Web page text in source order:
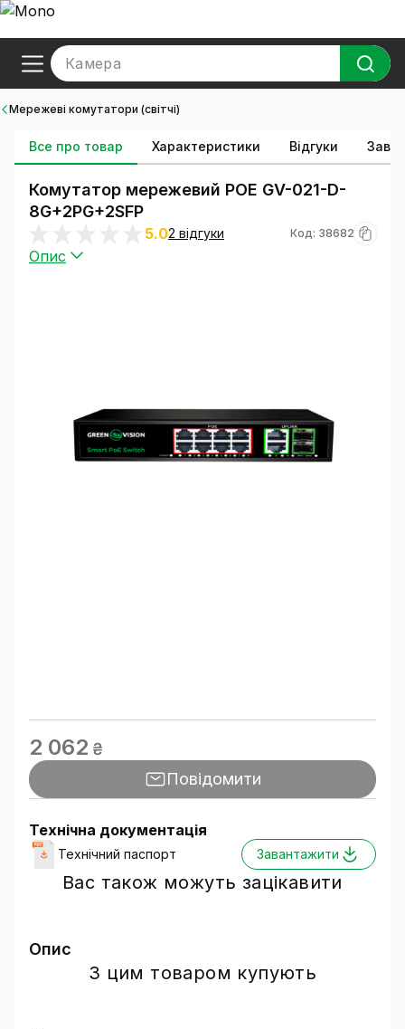
Камера
Мережеві комутатори (світчі)
Все про товар Характеристики Відгуки
Комутатор мережевий POE GV-021-D-
8G+2PG+2SFP
5.02 відгуки Код: 38682
Опис
2 062 ₴
Повідомити
Технічна документація
Технічний паспорт Завантажити
Вас також можуть зацікавити
Опис
Комутатор мережевий POE GV-
З цим товаром купують